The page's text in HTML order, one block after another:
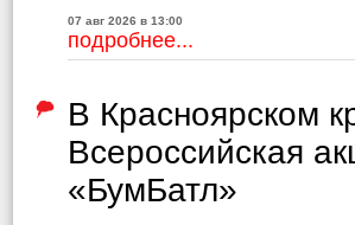
07 авг 2026 в 13:00
подробнее...
В Красноярском
Всероссийская
«БумБатл»